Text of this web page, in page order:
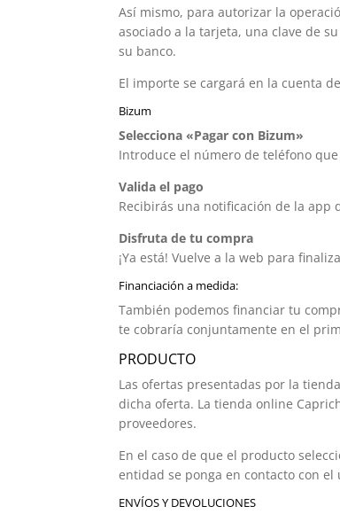
Así mismo, para autorizar la
asociado a la tarjeta, una clave de
su banco.
El importe se cargará en la cuenta
Bizum
Selecciona «Pagar con Bizum»
Introduce el número de teléfono
Valida el pago
Recibirás una notificación de la app
Disfruta de tu compra
¡Ya está! Vuelve a la web para
Financiación a medida:
También podemos financiar tu
te cobraría conjuntamente en el
PRODUCTO
Las ofertas presentadas por la
dicha oferta. La tienda online
proveedores.
En el caso de que el producto
entidad se ponga en contacto con
ENVÍOS Y DEVOLUCIONES